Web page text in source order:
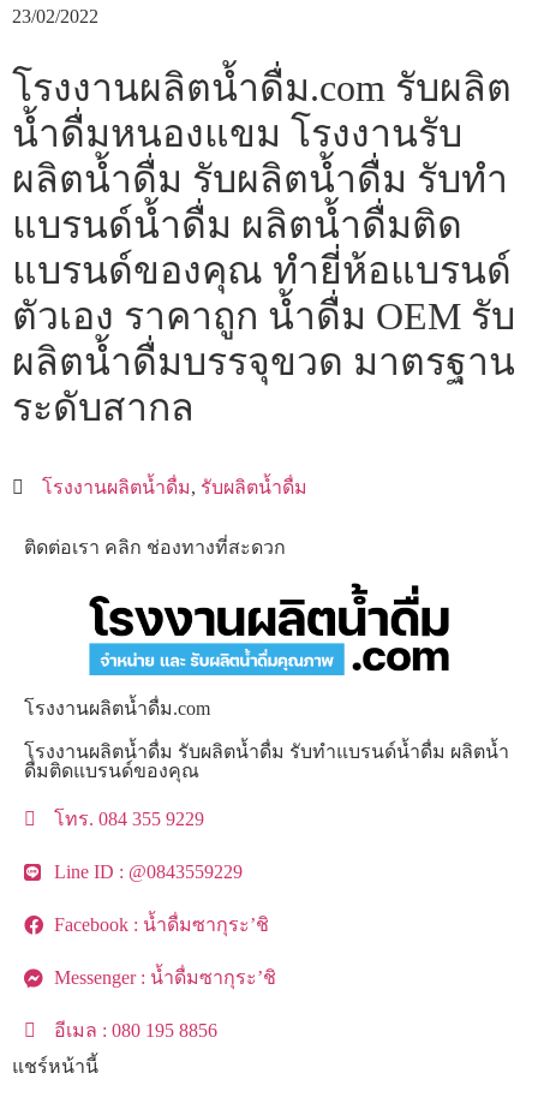
23/02/2022
โรงงานผลิตน้ำดื่ม.com รับผลิต
น้ำดื่มหนองแขม โรงงานรับ
ผลิตน้ำดื่ม รับผลิตน้ำดื่ม รับทำ
แบรนด์น้ำดื่ม ผลิตน้ำดื่มติด
แบรนด์ของคุณ ทำยี่ห้อแบรนด์
ตัวเอง ราคาถูก น้ำดื่ม OEM รับ
ผลิตน้ำดื่มบรรจุขวด มาตรฐาน
ระดับสากล
โรงงานผลิตน้ำดื่ม, รับผลิตน้ำดื่ม
ติดต่อเรา คลิก ช่องทางที่สะดวก
โรงงานผลิตน้ำดื่ม.com
โรงงานผลิตน้ำดื่ม รับผลิตน้ำดื่ม รับทำแบรนด์น้ำดื่ม ผลิตน้ำ
ดื่มติดแบรนด์ของคุณ
โทร. 084 355 9229
Line ID : @0843559229
Facebook : น้ำดื่มซากุระ’ชิ
Messenger : น้ำดื่มซากุระ’ชิ
อีเมล : 080 195 8856
แชร์หน้านี้